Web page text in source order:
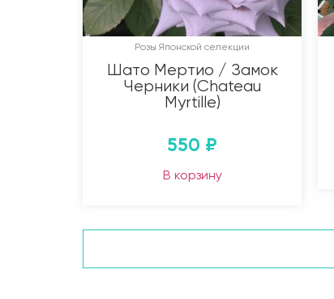
Розы Японской селекции
Шато Мертио / Замок
Черники (Chateau
Myrtille)
550 ₽
В корзину